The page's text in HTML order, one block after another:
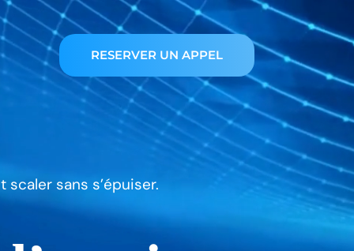
RESERVER UN APPEL
sans s’épuiser.